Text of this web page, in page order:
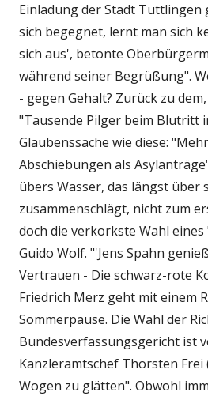
Einladung der Stadt Tuttlingen
sich begegnet, lernt man sich
sich aus', betonte
während seiner Begrüßung".
- gegen Gehalt? Zurück zu
"Tausende Pilger beim Blutritt
Glaubenssache wie diese:
Abschiebungen als
übers Wasser, das längst über
zusammenschlägt, nicht zum
doch die verkorkste Wahl
Guido Wolf. "'Jens Spahn
Vertrauen - Die schwarz-rote
Friedrich Merz geht mit einem
Sommerpause. Die Wahl der
Bundesverfassungsgericht ist
Kanzleramtschef Thorsten Frei
Wogen zu glätten". Obwohl